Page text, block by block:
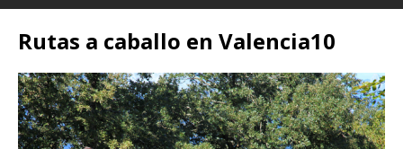
Rutas a caballo en Valencia10